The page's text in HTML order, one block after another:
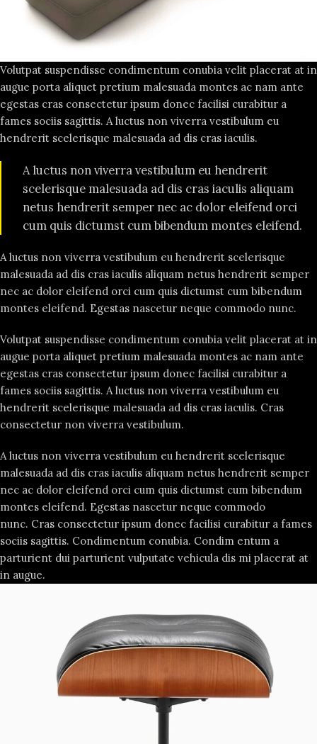
Volutpat suspendisse condimentum conubia velit placerat at in
augue porta aliquet pretium malesuada montes ac nam ante
egestas cras consectetur ipsum donec facilisi curabitur a
fames sociis sagittis. A luctus non viverra vestibulum eu
hendrerit scelerisque malesuada ad dis cras iaculis.
A luctus non viverra vestibulum eu hendrerit
scelerisque malesuada ad dis cras iaculis aliquam
netus hendrerit semper nec ac dolor eleifend orci
cum quis dictumst cum bibendum montes eleifend.
A luctus non viverra vestibulum eu hendrerit scelerisque
malesuada ad dis cras iaculis aliquam netus hendrerit semper
nec ac dolor eleifend orci cum quis dictumst cum bibendum
montes eleifend. Egestas nascetur neque commodo nunc.
Volutpat suspendisse condimentum conubia velit placerat at in
augue porta aliquet pretium malesuada montes ac nam ante
egestas cras consectetur ipsum donec facilisi curabitur a
fames sociis sagittis. A luctus non viverra vestibulum eu
hendrerit scelerisque malesuada ad dis cras iaculis. Cras
consectetur non viverra vestibulum.
A luctus non viverra vestibulum eu hendrerit scelerisque
malesuada ad dis cras iaculis aliquam netus hendrerit semper
nec ac dolor eleifend orci cum quis dictumst cum bibendum
montes eleifend. Egestas nascetur neque commodo
nunc. Cras consectetur ipsum donec facilisi curabitur a fames
sociis sagittis. Condimentum conubia. Condim entum a
parturient dui parturient vulputate vehicula dis mi placerat at
in augue.